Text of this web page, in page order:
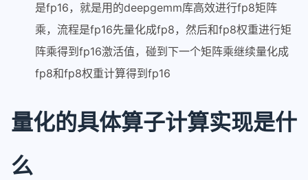
是fp16，就是用的deepgemm库高效进行fp8矩阵
乘，流程是fp16先量化成fp8，然后和fp8权重进行矩
阵乘得到fp16激活值，碰到下一个矩阵乘继续量化成
fp8和fp8权重计算得到fp16
量化的具体算子计算实现是什
么